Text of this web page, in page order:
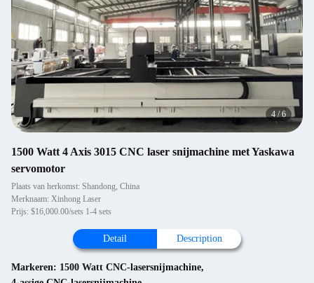
4 /6
1500 Watt 4 Axis 3015 CNC laser snijmachine met Yaskawa
servomotor
Plaats van herkomst: Shandong, China
Merknaam: Xinhong Laser
Prijs: $16,000.00/sets 1-4 sets
Detail Description
Markeren: 1500 Watt CNC-lasersnijmachine,